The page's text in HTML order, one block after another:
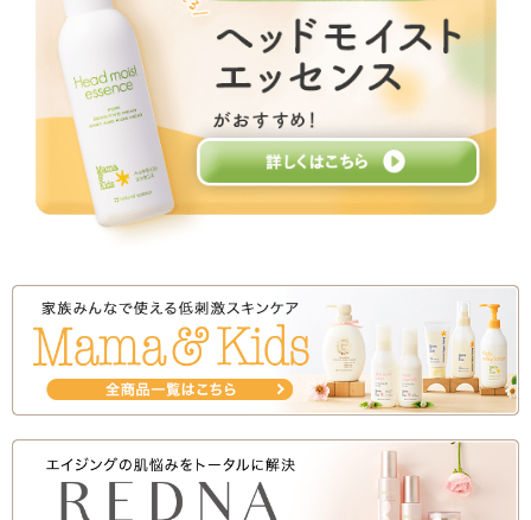
8種のアミノ酸
肌のバリア機能を
高める